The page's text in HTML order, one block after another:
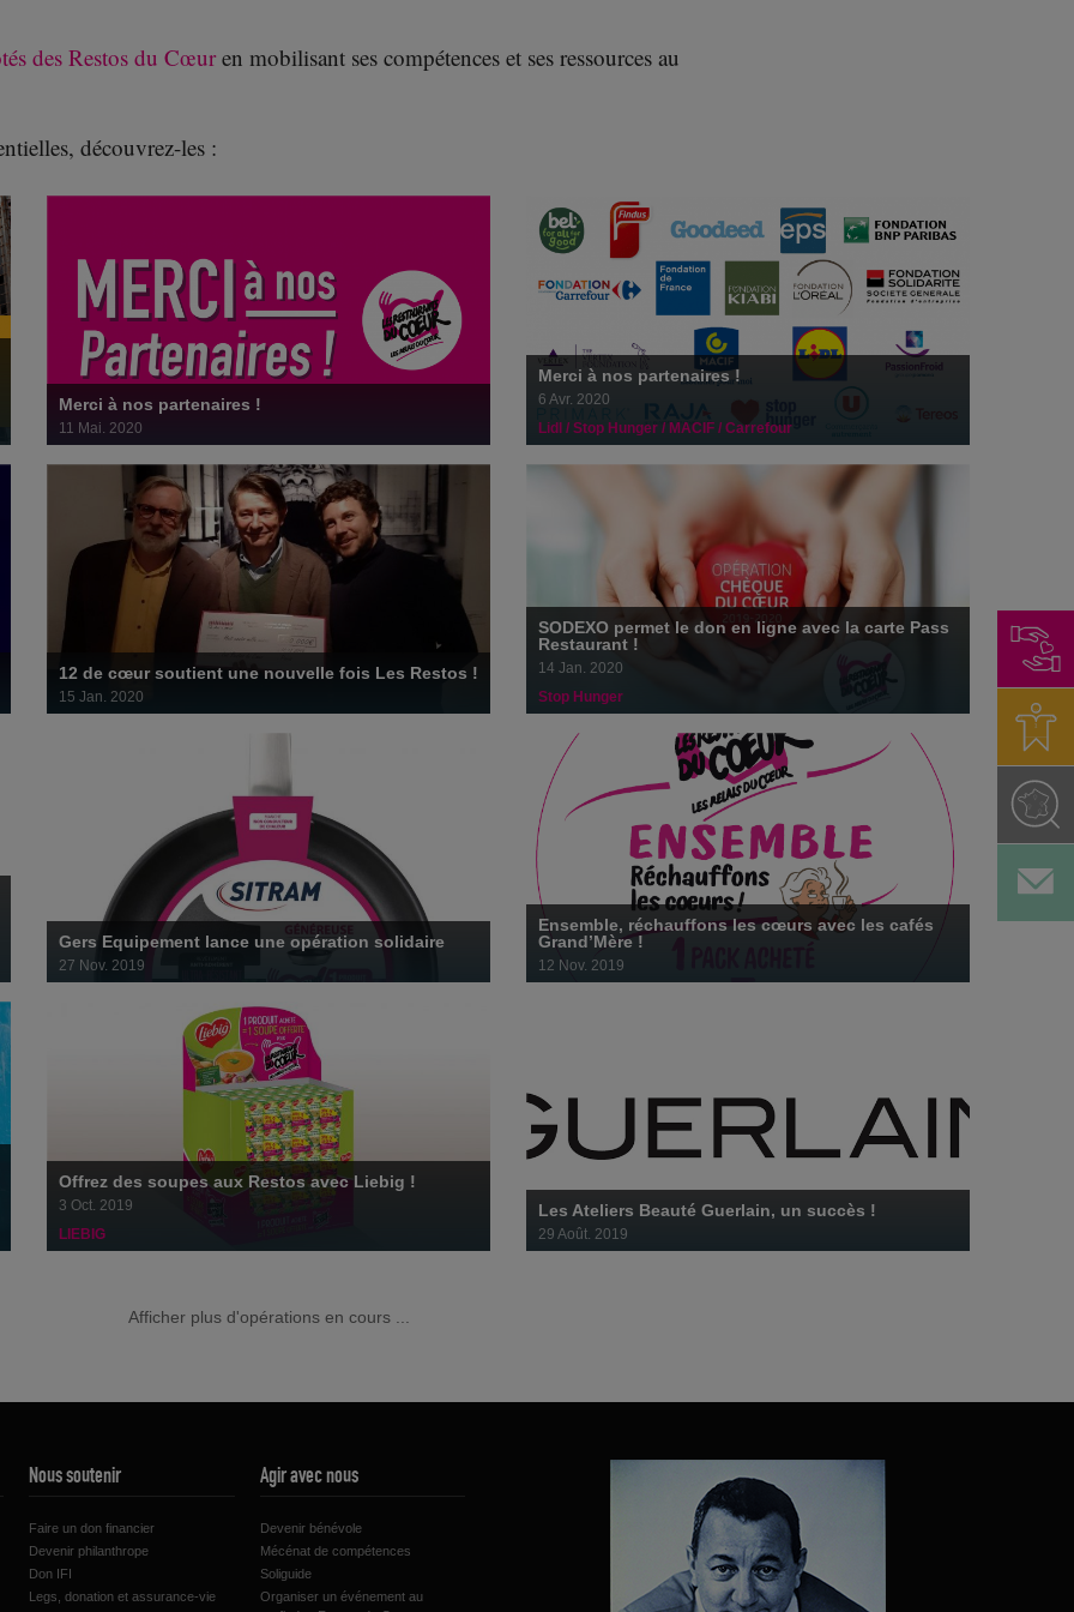
des Restos du Cœuren mobilisant ses compétences et ses ressources au
découvrez-les :
Merci à nos partenaires !
11 Mai. 2020
Dans cette période inédite, les Restos du Cœur se mobilisent
plus que jamais, partout en France, pour permettre aux...
Merci à nos partenaires !
6 Avr. 2020
Lidl / Stop Hunger / MACIF / Carrefour
#SolidaritéCovid19 #PartenaireEngagé
Lidl / Stop Hunger / MACIF / Carrefour
12 de cœur soutient une nouvelle fois Les Restos !
15 Jan. 2020
15 janvier 2020
12 de cœur soutient une nouvelle fois Les
Restos !
Le monde viticole offre 800 000 repas aux Restos
SODEXO permet le don en ligne avec la carte Pass
Restaurant !
14 Jan. 2020
Stop Hunger
14 janvier 2020
SODEXO permet le don en ligne avec la carte
Pass Restaurant !
Gers Equipement lance une opération solidaire
27 Nov. 2019
27 novembre 2019
Gers Equipement lance une opération solidaire
1 produit SITRAM acheté = 1 repas offert aux Restos
Ensemble, réchauffons les cœurs avec les cafés
Grand’Mère !
12 Nov. 2019
12 novembre 2019
Ensemble, réchauffons les cœurs avec les cafés
Grand’Mère !
Offrez des soupes aux Restos avec Liebig !
3 Oct. 2019
LIEBIG
3 octobre 2019
Offrez des soupes aux Restos avec Liebig !
Liebig lance un produit-partage en grande distribution.
Les Ateliers Beauté Guerlain, un succès !
29 Août. 2019
29 août 2019
Les Ateliers Beauté Guerlain, un succès !
805 femmes ont déjà bénéficié d’une pause bien-être
Afficher plus d'opérations en cours ...
Nous soutenir
Faire un don financier
Devenir philanthrope
Don IFI
Legs, donation et assurance-vie
Agir avec nous
Devenir bénévole
Mécénat de compétences
Soliguide
Organiser un événement au